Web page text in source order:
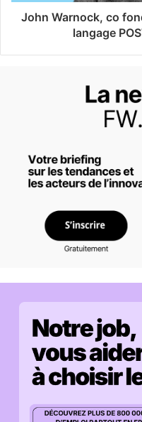
John Warnock, co
langage